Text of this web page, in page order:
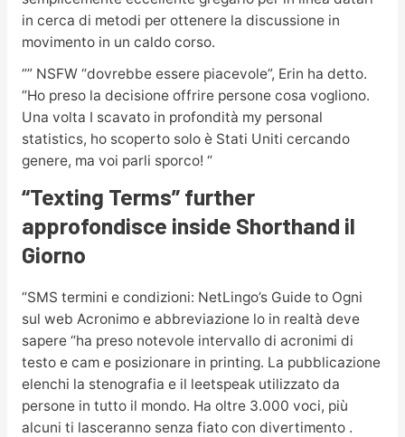
in cerca di metodi per ottenere la discussione in
movimento in un caldo corso.
“” NSFW “dovrebbe essere piacevole”, Erin ha detto.
“Ho preso la decisione offrire persone cosa vogliono.
Una volta I scavato in profondità my personal
statistics, ho scoperto solo è Stati Uniti cercando
genere, ma voi parli sporco! “
“Texting Terms” further
approfondisce inside Shorthand il
Giorno
“SMS termini e condizioni: NetLingo’s Guide to Ogni
sul web Acronimo e abbreviazione lo in realtà deve
sapere “ha preso notevole intervallo di acronimi di
testo e cam e posizionare in printing. La pubblicazione
elenchi la stenografia e il leetspeak utilizzato da
persone in tutto il mondo. Ha oltre 3.000 voci, più
alcuni ti lasceranno senza fiato con divertimento .